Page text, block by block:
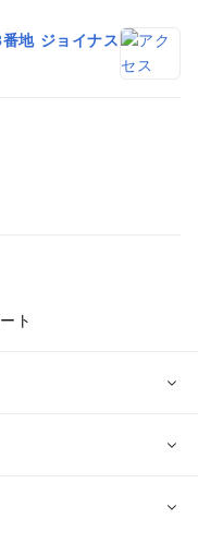
地 ジョイナス
ト
合などにより変更にな